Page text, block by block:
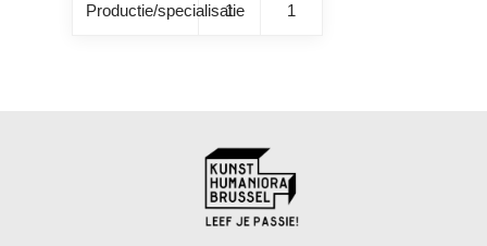
Productie/specialisatie
1 1